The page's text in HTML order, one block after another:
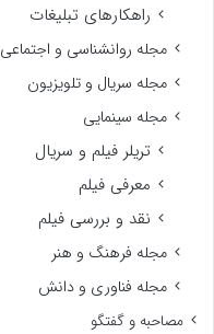
راهکارهای تبلیغات
مجله روانشناسی و اجتماعی
مجله سریال و تلویزیون
مجله سینمایی
تریلر فیلم و سریال
معرفی فیلم
نقد و بررسی فیلم
مجله فرهنگ و هنر
مجله فناوری و دانش
مصاحبه و گفتگو